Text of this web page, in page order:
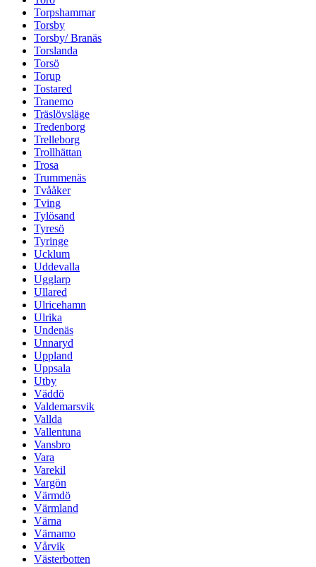
Torpshammar
Torsby
Torsby/ Branäs
Torslanda
Torsö
Torup
Tostared
Tranemo
Träslövsläge
Tredenborg
Trelleborg
Trollhättan
Trosa
Trummenäs
Tvååker
Tving
Tylösand
Tyresö
Tyringe
Ucklum
Uddevalla
Ugglarp
Ullared
Ulricehamn
Ulrika
Undenäs
Unnaryd
Uppland
Uppsala
Utby
Väddö
Valdemarsvik
Vallda
Vallentuna
Vansbro
Vara
Varekil
Vargön
Värmdö
Värmland
Värna
Värnamo
Vårvik
Västerbotten